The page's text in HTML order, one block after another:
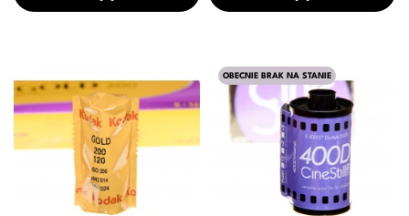
OBECNIE BRAK NA STANIE